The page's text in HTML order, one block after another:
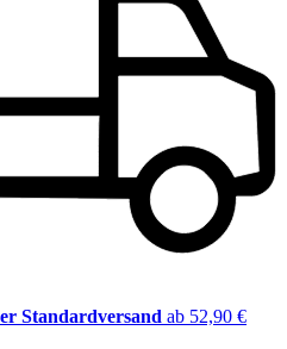
Standardversand ab 52,90 €